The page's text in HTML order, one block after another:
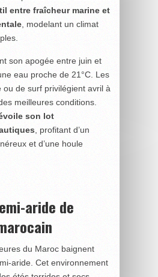
entre fraîcheur marine et
, modelant un climat
son apogée entre juin et
eau proche de 21°C. Les
ou de surf privilégient avril à
meilleures conditions.
son lot
, profitant d’un
et d’une houle
aride de
du Maroc baignent
aride. Cet environnement